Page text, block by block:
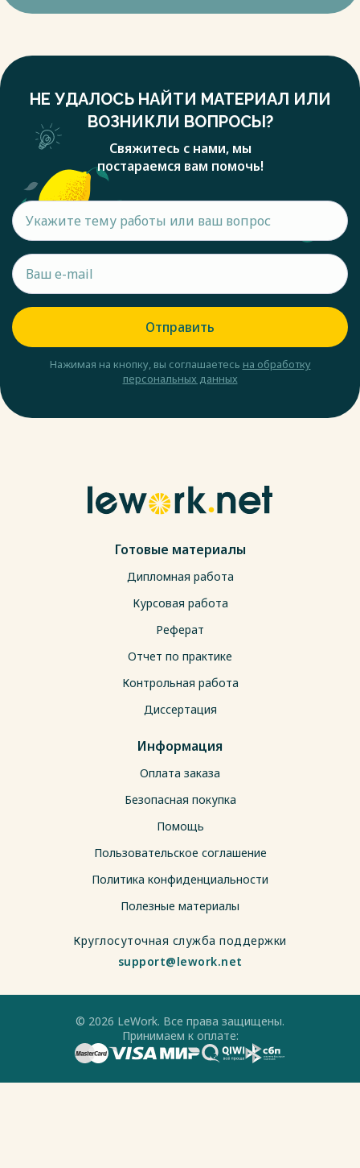
НЕ УДАЛОСЬ НАЙТИ МАТЕРИАЛ ИЛИ
ВОЗНИКЛИ ВОПРОСЫ?
Свяжитесь с нами, мы
постараемся вам помочь!
Отправить
Нажимая на кнопку, вы соглашаетесь на обработку
персональных данных
Готовые материалы
Дипломная работа
Курсовая работа
Реферат
Отчет по практике
Контрольная работа
Диссертация
Информация
Оплата заказа
Безопасная покупка
Помощь
Пользовательское соглашение
Политика конфиденциальности
Полезные материалы
Круглосуточная служба поддержки
support@lework.net
© 2026 LeWork. Все права защищены.
Принимаем к оплате: